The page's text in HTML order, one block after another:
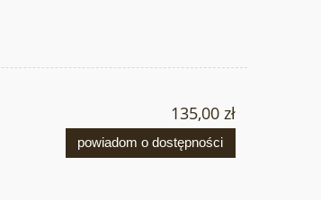
135,00 zł
powiadom o dostępności